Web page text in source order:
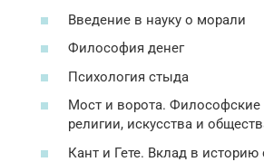
Введение в науку о морали
Философия денег
Психология стыда
Мост и ворота. Философские
религии, искусства и
Кант и Гете. Вклад в